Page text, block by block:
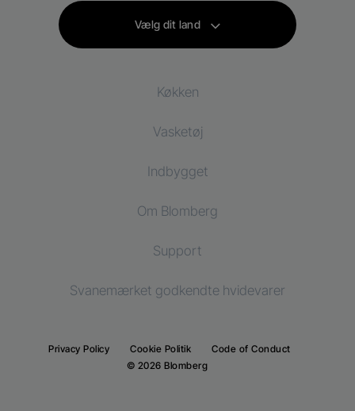
Vælg dit land
Køkken
Køleskab
Fryser
Køle-/fryseskab
Madlavning
Vasketøj
Vaskemaskiner
Tørretumblere
Indbygget
Indbygningskøleskab
Indbygningsfryser
Madlavning
Om Blomberg
Support
Svanemærket godkendte hvidevarer
© 2026 Blomberg
Privacy Policy Cookie Politik Code of Conduct